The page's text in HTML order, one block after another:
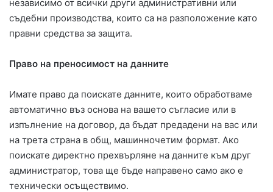
независимо от всички други административни или
съдебни производства, които са на разположение като
правни средства за защита.
Право на преносимост на данните
Имате право да поискате данните, които обработваме
автоматично въз основа на вашето съгласие или в
изпълнение на договор, да бъдат предадени на вас или
на трета страна в общ, машинночетим формат. Ако
поискате директно прехвърляне на данните към друг
администратор, това ще бъде направено само ако е
технически осъществимо.